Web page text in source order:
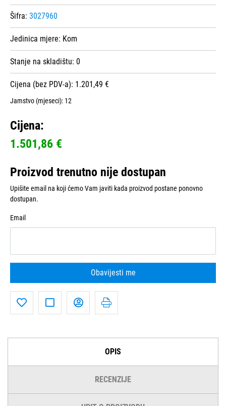
Šifra: 3027960
Jedinica mjere: Kom
Stanje na skladištu: 0
Cijena (bez PDV-a): 1.201,49 €
Jamstvo (mjeseci): 12
Cijena:
1.501,86 €
Proizvod trenutno nije dostupan
Upišite email na koji ćemo Vam javiti kada proizvod postane ponovno
dostupan.
Email
Obavijesti me
OPIS
RECENZIJE